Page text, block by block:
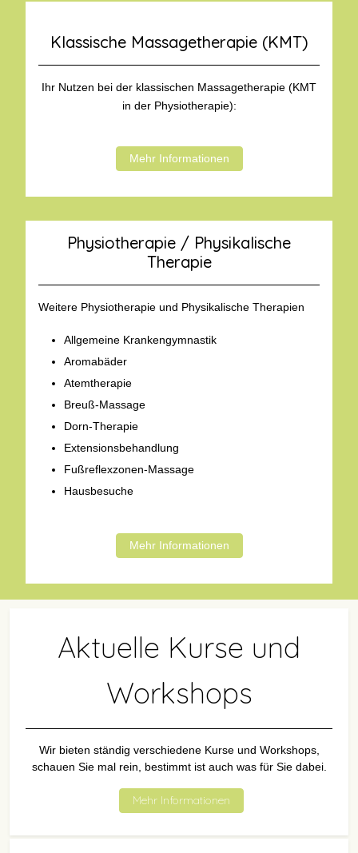
Klassische Massagetherapie (KMT)
Ihr Nutzen bei der klassischen Massagetherapie (KMT
in der Physiotherapie):
Mehr Informationen
Physiotherapie / Physikalische
Therapie
Weitere Physiotherapie und Physikalische Therapien
Allgemeine Krankengymnastik
Aromabäder
Atemtherapie
Breuß-Massage
Dorn-Therapie
Extensionsbehandlung
Fußreflexzonen-Massage
Hausbesuche
Mehr Informationen
Aktuelle Kurse und
Workshops
Wir bieten ständig verschiedene Kurse und Workshops,
schauen Sie mal rein, bestimmt ist auch was für Sie dabei.
Mehr Informationen